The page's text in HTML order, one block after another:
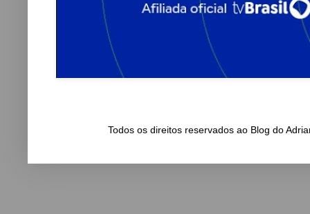
Todos os direitos reservados ao Blog do